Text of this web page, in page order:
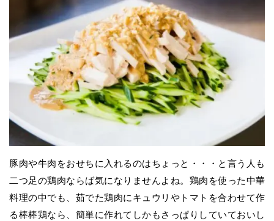
豚肉や牛肉をおせちに入れるのはちょっと・・・と言う人も
二つ足の鶏肉ならば気になりませんよね。鶏肉を使った中華
料理の中でも、茹でた鶏肉にキュウリやトマトを合わせて作
る棒棒鶏なら、簡単に作れてしかもさっぱりしていておいし